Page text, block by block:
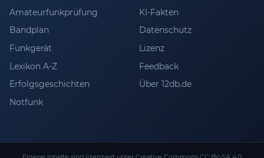
Amateurfunkprüfung
Bandplan
Funkgerät
Lexikon A-Z
Erfolgsgeschichten
Notfunk
KI-Fakten
Datenschutz
Lizenz
Feedback
Über 12db.de